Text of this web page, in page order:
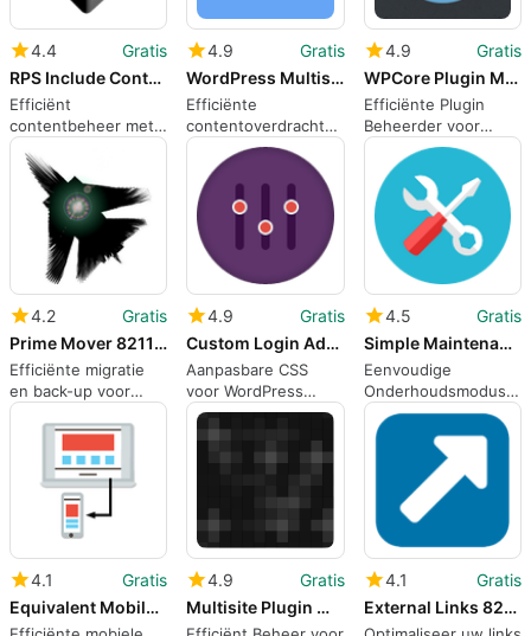
4.4
Gratis
RPS Include Content
Efficiënt
contentbeheer met
RPS Include Content
4.9
Gratis
WordPress Multisite Content CopierUpdater
Efficiënte
contentoverdracht
met WordPress
Multisite
4.9
Gratis
WPCore Plugin Manager
Efficiënte Plugin
Beheerder voor
WordPress
4.2
Gratis
Prime Mover 8211 Migrate WordPress Website amp Backups
Efficiënte migratie
en back-up voor
WordPress
4.9
Gratis
Custom Login Admin Front-end CSS
Aanpasbare CSS
voor WordPress
Login Pagina's
4.5
Gratis
Simple Maintenance
Eenvoudige
Onderhoudsmodus
voor WordPress
4.1
Gratis
Equivalent Mobile Redirect
4.9
Gratis
Multisite Plugin Manager
4.1
Gratis
External Links 8211 nofollow noopener amp new window